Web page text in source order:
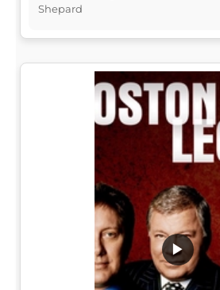
Shepard
▶